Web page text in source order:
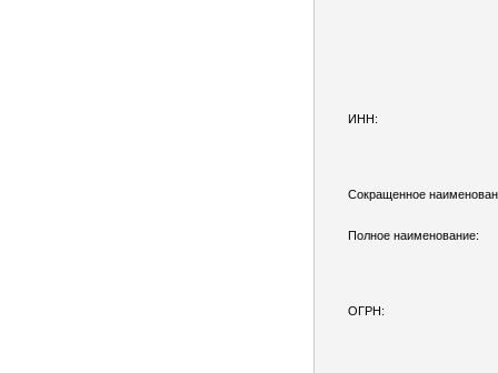
ИНН:
Сокращенное
Полное наименование:
ОГРН: